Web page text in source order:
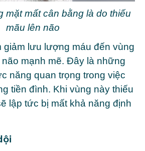
mặt mất cân bằng là do thiếu
mãu lên não
giảm lưu lượng máu đến vùng
mạnh mẽ. Đây là những
năng quan trọng trong việc
tiền đình. Khi vùng này thiếu
lập tức bị mất khả năng định